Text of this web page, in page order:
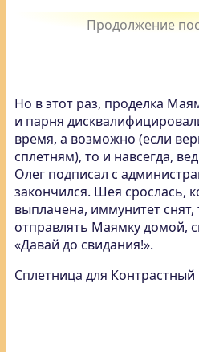
Но в этот раз, проделка
и парня
время, а возможно (если
сплетням), то и навсегда,
Олег подписал с
закончился. Шея срослась,
выплачена, иммунитет
отправлять Маямку домой,
«Давай до свидания!».
Сплетница для Контрастный